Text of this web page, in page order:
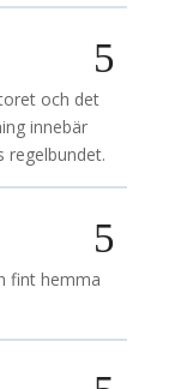
och det
innebär
regelbundet.
fint hemma